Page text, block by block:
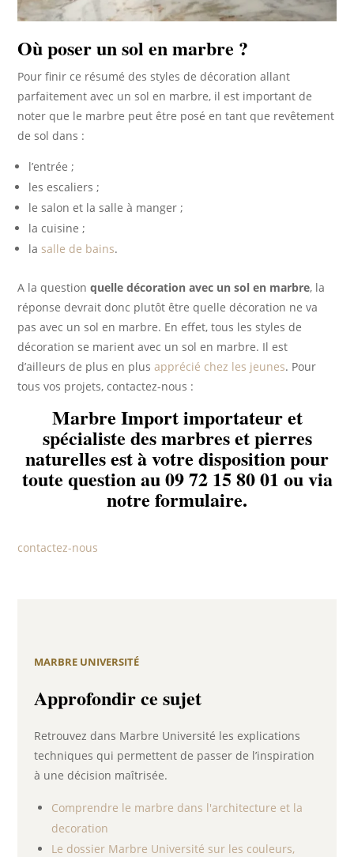
Où poser un sol en marbre ?
Pour finir ce résumé des styles de décoration allant
parfaitement avec un sol en marbre, il est important de
noter que le marbre peut être posé en tant que revêtement
de sol dans :
l’entrée ;
les escaliers ;
le salon et la salle à manger ;
la cuisine ;
la salle de bains.
A la questionquelle décoration avec un sol en marbre, la
réponse devrait donc plutôt être quelle décoration ne va
pas avec un sol en marbre. En effet, tous les styles de
décoration se marient avec un sol en marbre. Il est
d’ailleurs de plus en plusapprécié chez les jeunes. Pour
tous vos projets, contactez-nous :
Marbre Import importateur et
spécialiste des marbres et pierres
naturelles est à votre disposition pour
toute question au 09 72 15 80 01 ou via
notre formulaire.
contactez-nous
MARBRE UNIVERSITÉ
Approfondir ce sujet
Retrouvez dans Marbre Université les explications
techniques qui permettent de passer de l’inspiration
à une décision maîtrisée.
Comprendre le marbre dans l'architecture et la
decoration
Le dossier Marbre Université sur les couleurs,